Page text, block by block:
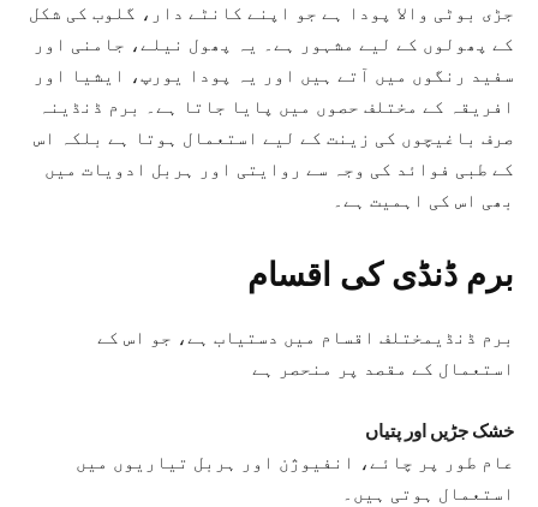
جڑی بوٹی والا پودا ہے جو اپنے کانٹے دار، گلوب کی شکل
کے پھولوں کے لیے مشہور ہے۔ یہ پھول نیلے، جامنی اور
سفید رنگوں میں آتے ہیں اور یہ پودا یورپ، ایشیا اور
افریقہ کے مختلف حصوں میں پایا جاتا ہے۔ برم ڈنڈینہ
صرف باغیچوں کی زینت کے لیے استعمال ہوتا ہے بلکہ اس
کے طبی فوائد کی وجہ سے روایتی اور ہربل ادویات میں
بھی اس کی اہمیت ہے۔
برم ڈنڈی کی اقسام
برم ڈنڈیمختلف اقسام میں دستیاب ہے، جو اس کے
استعمال کے مقصد پر منحصر ہے
خشک جڑیں اور پتیاں
عام طور پر چائے، انفیوژن اور ہربل تیاریوں میں
استعمال ہوتی ہیں۔